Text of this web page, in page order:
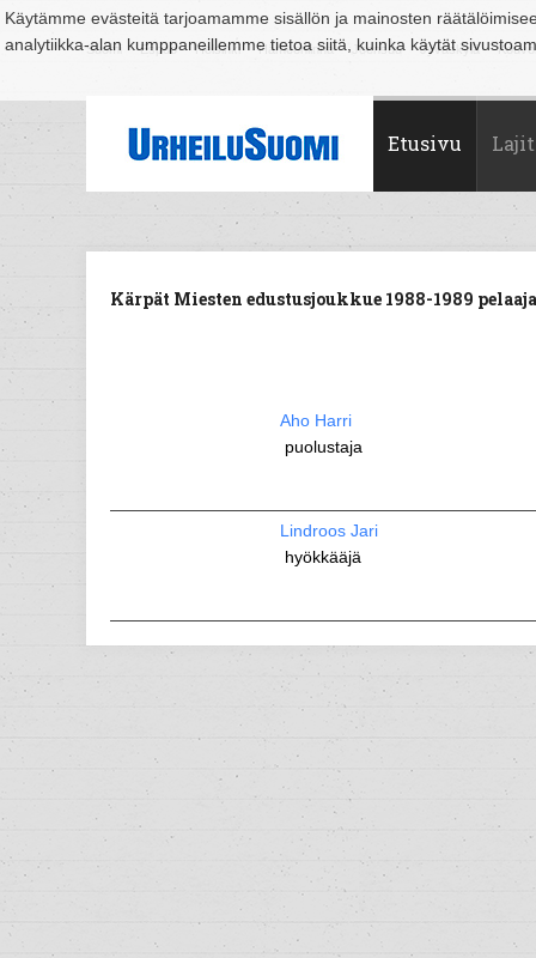
Käytämme evästeitä tarjoamamme sisällön ja mainosten
analytiikka-alan kumppaneillemme tietoa siitä, kuinka käytät
Suomi Espoo Helsinki Hämeenlinna Joensuu Jyväskylä
Etusivu Lajit
Kärpät Miesten edustusjoukkue 1988-1989
Aho Harri
puolustaja
Lindroos Jari
hyökkääjä